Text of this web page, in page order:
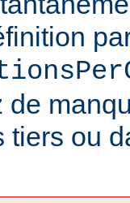
de
tiers ou